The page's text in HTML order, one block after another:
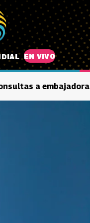
EN VIVO
a embajadora